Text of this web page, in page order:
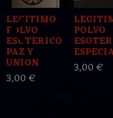
LEGITIMO
POLVO
ESOTERICO
PAZ Y
UNION
3,00 €
POLVO
3,00 €